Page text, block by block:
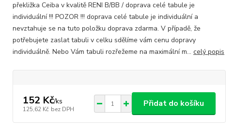
překližka Ceiba v kvalitě RENI B/BB / doprava celé tabule je
individuální !!! POZOR !!! doprava celé tabule je individuální a
nevztahuje se na tuto položku doprava zdarma. V případě, že
potřebujete zaslat tabuli v celku sdělíme vám cenu dopravy
individuálně. Nebo Vám tabuli rozřežeme na maximální m... celý popis
152 Kč/ks
125,62 Kč bez DPH
Přidat do košíku